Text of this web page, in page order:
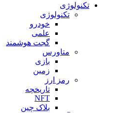
تکنولوژی
تکنولوژی
خودرو
علمی
گجت هوشمند
متاورس
بازی
زمین
رمز ارز
تاریخچه
NFT
بلاک چین